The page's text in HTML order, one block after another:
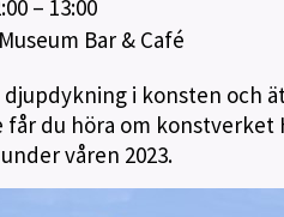
– 13:00
Museum Bar & Café
djupdykning i konsten och
du höra om konstverket
våren 2023.